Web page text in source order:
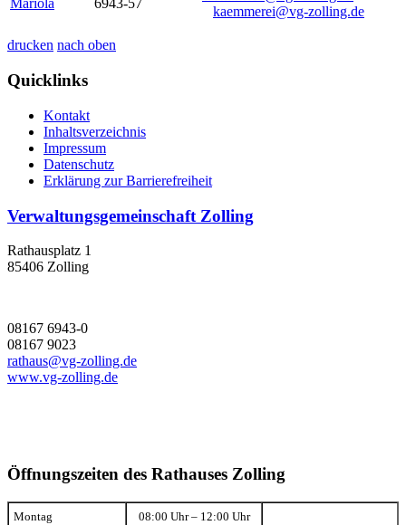
Mariola
6943-57
kaemmerei@vg-zolling.de
drucken nach oben
Quicklinks
Kontakt
Inhaltsverzeichnis
Impressum
Datenschutz
Erklärung zur Barrierefreiheit
Verwaltungsgemeinschaft Zolling
Rathausplatz 1
85406 Zolling
08167 6943-0
08167 9023
rathaus@vg-zolling.de
www.vg-zolling.de
Öffnungszeiten des Rathauses Zolling
Montag 08:00 Uhr – 12:00 Uhr